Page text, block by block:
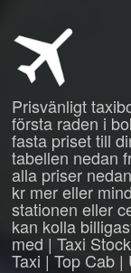
Prisvänligt
första raden i
fasta priset till
tabellen nedan
alla priser
kr mer eller
stationen eller
kan kolla
med | Taxi
Taxi | Top Cab